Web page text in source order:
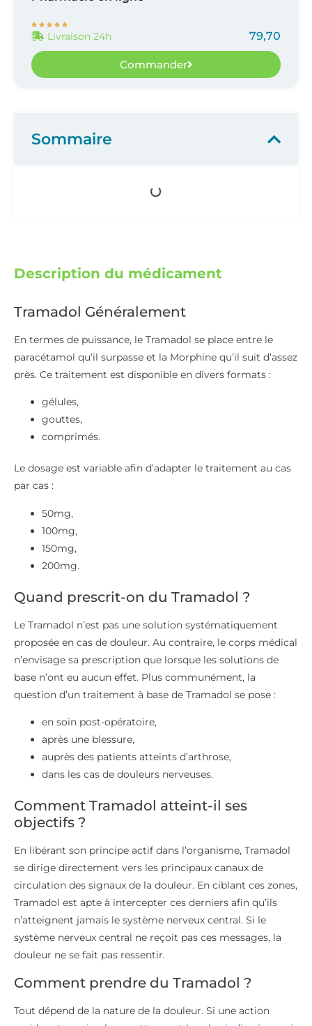
    
Livraison 24h 79,70
Commander
Description du médicament
Tramadol Généralement
En termes de puissance, le Tramadol se place entre le
paracétamol qu’il surpasse et la Morphine qu’il suit d’assez
près. Ce traitement est disponible en divers formats :
gélules,
gouttes,
comprimés.
Le dosage est variable afin d’adapter le traitement au cas
par cas :
50mg,
100mg,
150mg,
200mg.
Quand prescrit-on du Tramadol ?
Le Tramadol n’est pas une solution systématiquement
proposée en cas de douleur. Au contraire, le corps médical
n’envisage sa prescription que lorsque les solutions de
base n’ont eu aucun effet. Plus communément, la
question d’un traitement à base de Tramadol se pose :
en soin post-opératoire,
après une blessure,
auprès des patients atteints d’arthrose,
dans les cas de douleurs nerveuses.
Comment Tramadol atteint-il ses
objectifs ?
En libérant son principe actif dans l’organisme, Tramadol
se dirige directement vers les principaux canaux de
circulation des signaux de la douleur. En ciblant ces zones,
Tramadol est apte à intercepter ces derniers afin qu’ils
n’atteignent jamais le système nerveux central. Si le
système nerveux central ne reçoit pas ces messages, la
douleur ne se fait pas ressentir.
Comment prendre du Tramadol ?
Tout dépend de la nature de la douleur. Si une action
Sommaire